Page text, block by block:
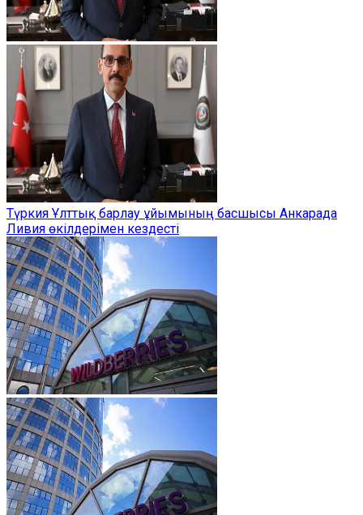
Түркия Ұлттық барлау ұйымының басшысы Анкарада
Ливия өкілдерімен кездесті